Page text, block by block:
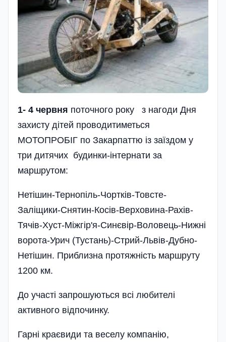
1- 4 червня поточного року з нагоди Дня
захисту дітей проводитиметься
МОТОПРОБІГ по Закарпаттю із заїздом у
три дитячих будинки-інтернати за
маршрутом:
Нетішин-Тернопіль-Чортків-Товсте-
Заліщики-Снятин-Косів-Верховина-Рахів-
Тячів-Хуст-Міжгір'я-Синєвір-Воловець-Нижні
ворота-Урич (Тустань)-Стрий-Львів-Дубно-
Нетішин. Приблизна протяжність маршруту
1200 км.
До участі запрошуються всі любителі
активного відпочинку.
Гарні краєвиди та веселу компанію,